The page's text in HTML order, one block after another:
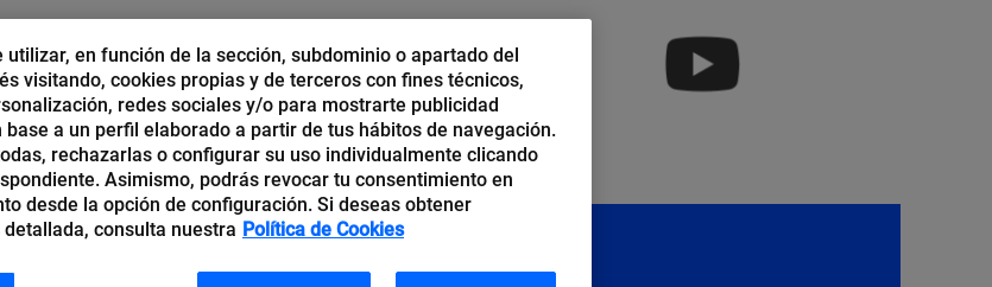
utilizar, en función de la sección, subdominio o apartado del
visitando, cookies propias y de terceros con fines técnicos,
redes sociales y/o para mostrarte publicidad
base a un perfil elaborado a partir de tus hábitos de navegación.
rechazarlas o configurar su uso individualmente clicando
Asimismo, podrás revocar tu consentimiento en
desde la opción de configuración. Si deseas obtener
consulta nuestra Política de Cookies